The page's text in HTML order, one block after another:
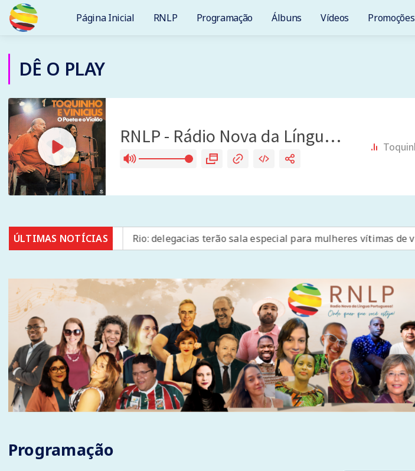
Página Inicial RNLP Programação Álbuns Vídeos Promoções
DÊ O PLAY
ÚLTIMAS NOTÍCIAS
Latina Rio: delegacias terão sala especial para mulheres vítimas de violência
Programação